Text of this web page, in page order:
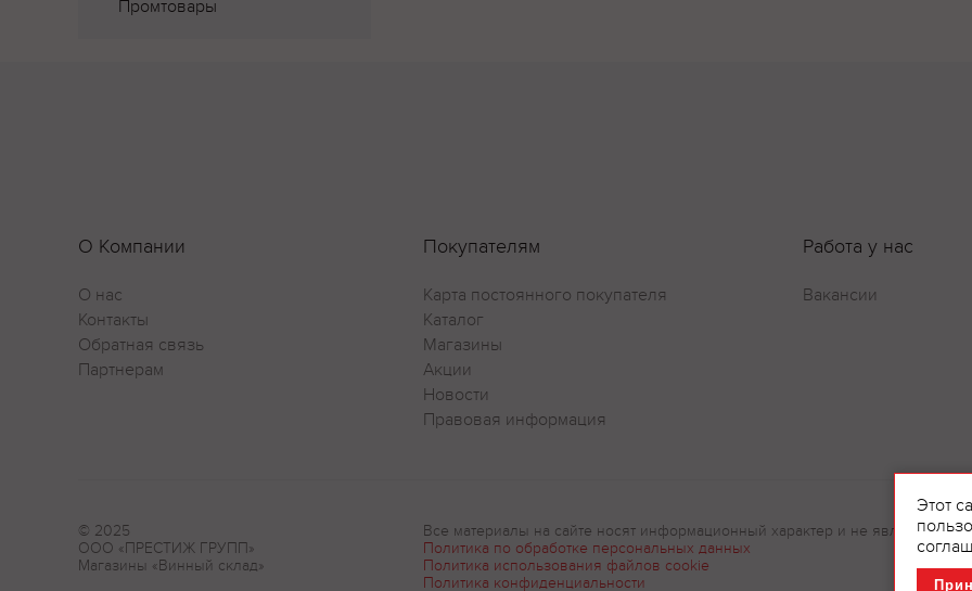
Промтовары
О Компании
О нас
Контакты
Обратная связь
Партнерам
Покупателям
Карта постоянного покупателя
Каталог
Магазины
Акции
Новости
Правовая информация
Работа у нас
Вакансии
© 2025
ООО «ПРЕСТИЖ ГРУПП»
Магазины «Винный склад»
Все материалы на сайте носят информационный характер и не являются
Политика по обработке персональных данных
Политика использования файлов cookie
Политика конфиденциальности
Этот